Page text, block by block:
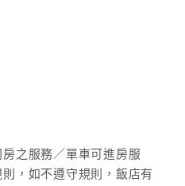
之服務／單車可進房服
，如不遵守規則，飯店有